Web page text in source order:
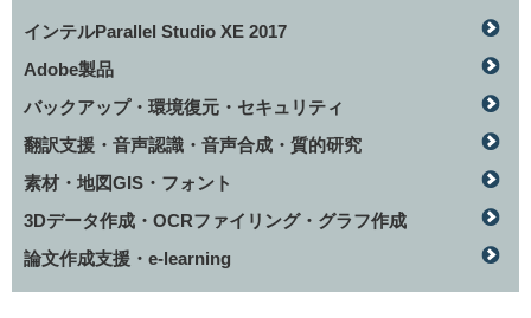
インテルParallel Studio XE 2017
Adobe製品
バックアップ・環境復元・セキュリティ
翻訳支援・音声認識・音声合成・質的研究
素材・地図GIS・フォント
3Dデータ作成・OCRファイリング・グラフ作成
論文作成支援・e-learning